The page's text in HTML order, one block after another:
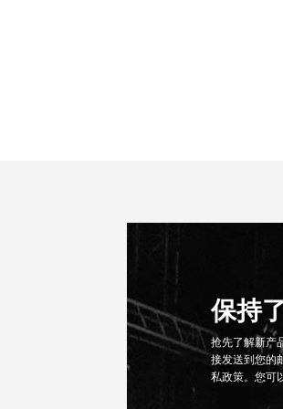
保持
抢先了解新产
接发送到您的
私政策。您可